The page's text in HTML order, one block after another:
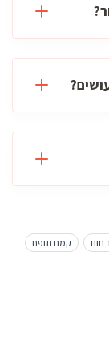
חום קמח תופח